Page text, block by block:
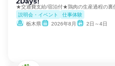
★交通費支給/宿泊付★鶏肉の生産過程の裏
説明会・イベント
仕事体験
栃木県
2026年8月 2日～4日